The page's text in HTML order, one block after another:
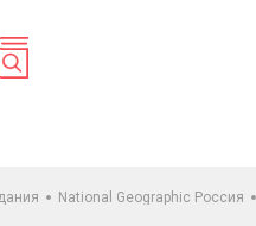
National Geographic Россия